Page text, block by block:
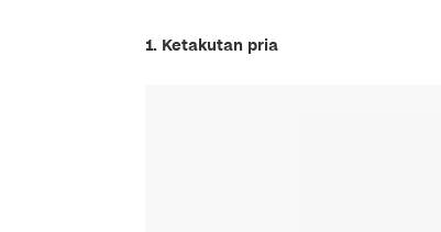
1. Ketakutan pria